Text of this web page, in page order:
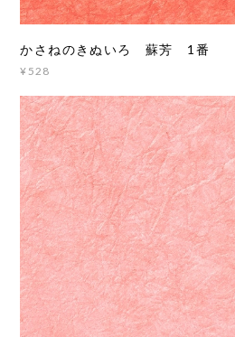
かさねのきぬいろ 蘇芳 1番
¥528